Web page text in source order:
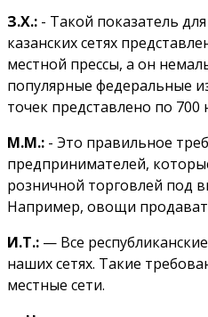
З.Х.: - Такой показатель
казанских сетях
местной прессы, а он
популярные федеральные
точек представлено по
М.М.: - Это правильное
предпринимателей,
розничной торговлей под
Например, овощи
И.Т.: — Все
наших сетях. Такие
местные сети.